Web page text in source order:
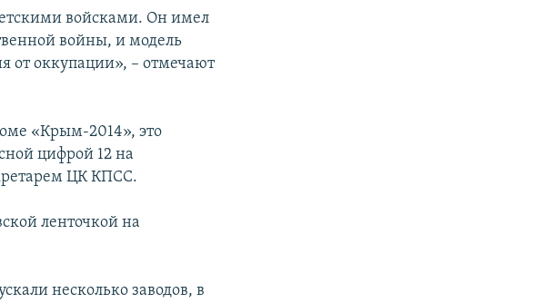
войсками. Он имел
войны, и модель
от оккупации», – отмечают
«Крым-2014», это
цифрой 12 на
ЦК КПСС.
ленточкой на
несколько заводов, в